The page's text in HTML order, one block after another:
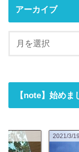
アーカイブ
【note】始め
2021/3/19 11:40